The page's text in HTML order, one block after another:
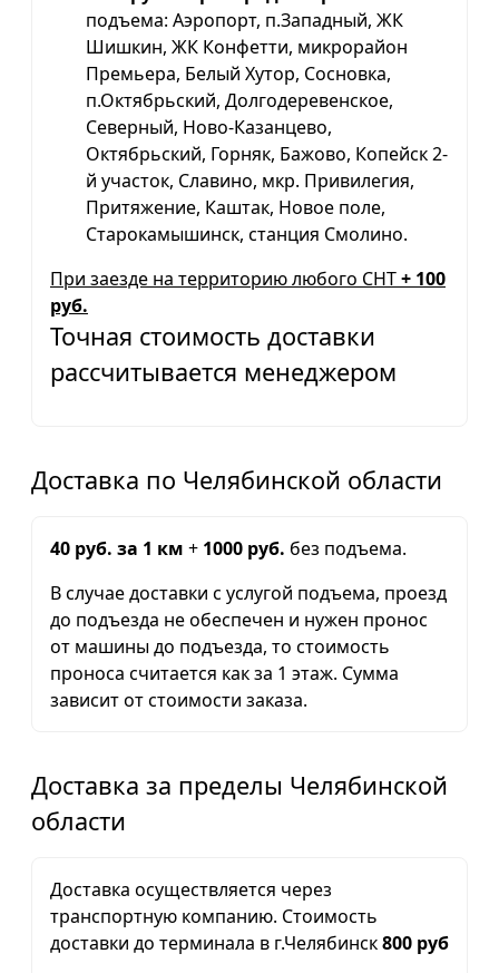
подъема: Аэропорт, п.Западный, ЖК
Шишкин, ЖК Конфетти, микрорайон
Премьера, Белый Хутор, Сосновка,
п.Октябрьский, Долгодеревенское,
Северный, Ново-Казанцево,
Октябрьский, Горняк, Бажово, Копейск 2-
й участок, Славино, мкр. Привилегия,
Притяжение, Каштак, Новое поле,
Старокамышинск, станция Смолино.
При заезде на территорию любого СНТ+ 100
руб.
Точная стоимость доставки
рассчитывается менеджером
Доставка по Челябинской области
40 руб. за 1 км + 1000 руб. без подъема.
В случае доставки с услугой подъема, проезд
до подъезда не обеспечен и нужен пронос
от машины до подъезда, то стоимость
проноса считается как за 1 этаж. Сумма
зависит от стоимости заказа.
Доставка за пределы Челябинской
области
Доставка осуществляется через
транспортную компанию. Стоимость
доставки до терминала в г.Челябинск800 руб